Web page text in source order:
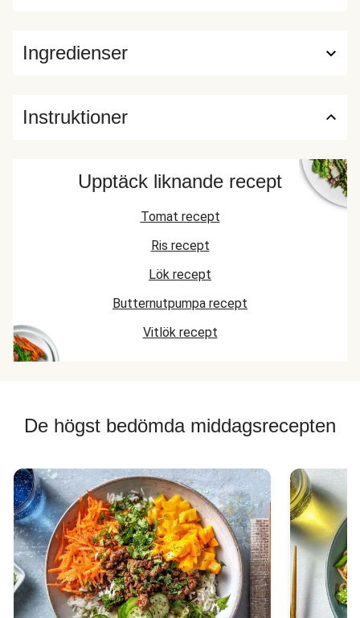
Ingredienser
Instruktioner
Upptäck liknande recept
Tomat recept
Ris recept
Lök recept
Butternutpumpa recept
Vitlök recept
De högst bedömda middagsrecepten